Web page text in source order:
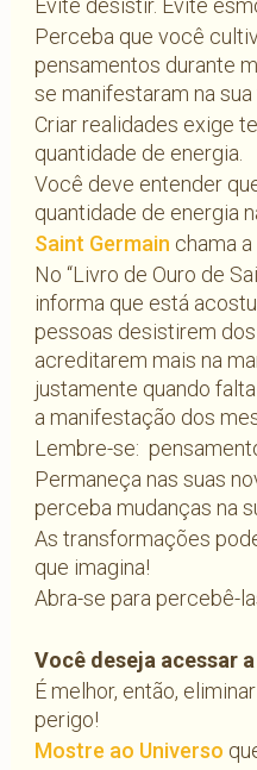
Evite desistir. Evite
Perceba que você
pensamentos durante
se manifestaram na sua
Criar realidades exige
quantidade de energia.
Você deve entender
quantidade de energia
Saint Germain chama
No “Livro de Ouro de
informa que está
pessoas desistirem
acreditarem mais na
justamente quando
a manifestação dos
Lembre-se:
Permaneça nas suas
perceba mudanças na
As transformações
que imagina!
Abra-se para percebê-
Você deseja acessar
É melhor, então,
perigo!
Mostre ao Universo